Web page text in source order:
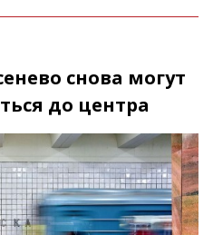
снова могут
до центра